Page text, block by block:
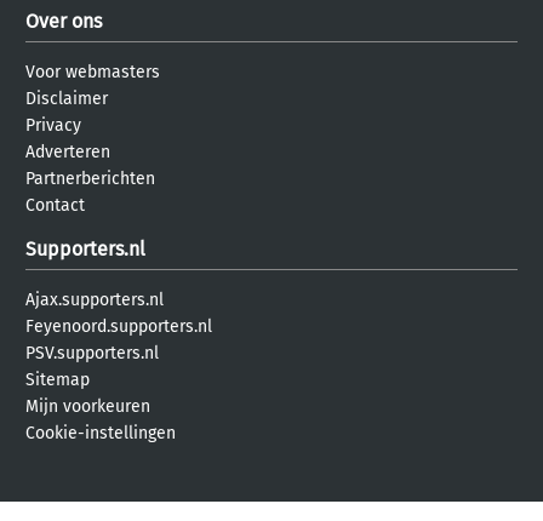
Over ons
Voor webmasters
Disclaimer
Privacy
Adverteren
Partnerberichten
Contact
Supporters.nl
Ajax.supporters.nl
Feyenoord.supporters.nl
PSV.supporters.nl
Sitemap
Mijn voorkeuren
Cookie-instellingen